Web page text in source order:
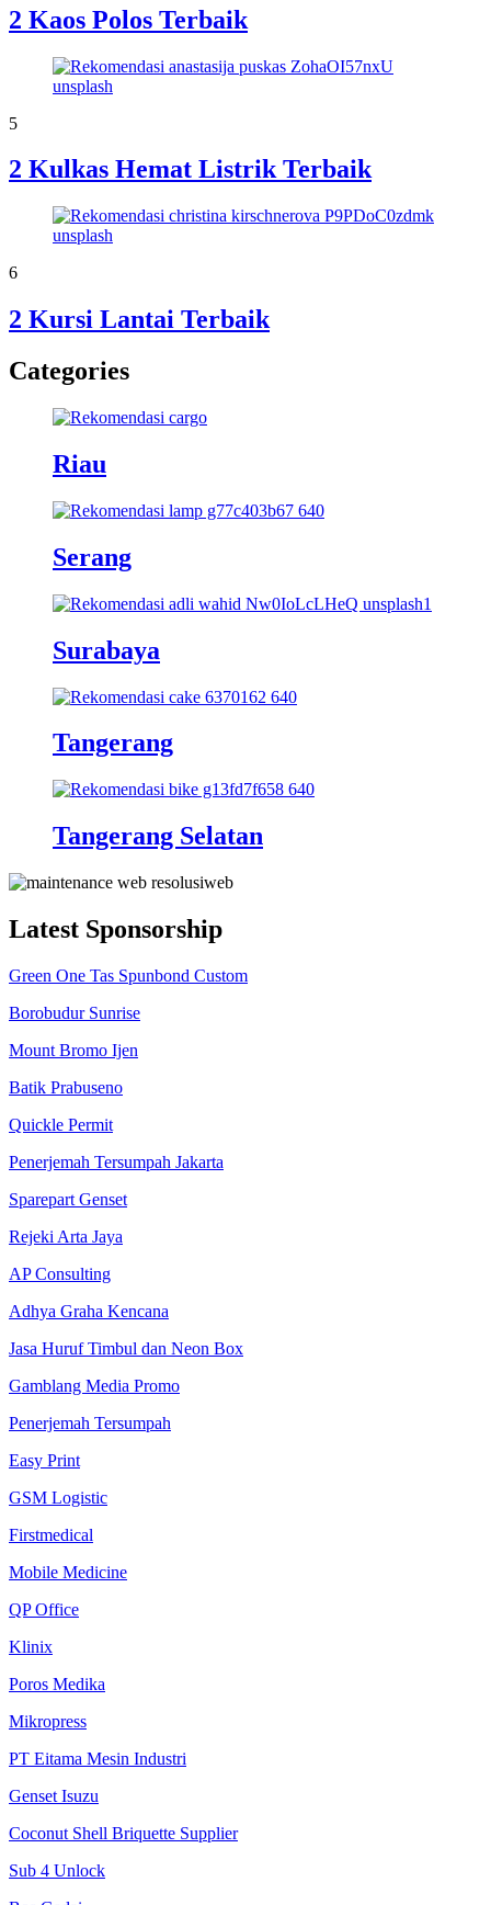
2 Kaos Polos Terbaik
5
2 Kulkas Hemat Listrik Terbaik
6
2 Kursi Lantai Terbaik
Categories
Riau
Serang
Surabaya
Tangerang
Tangerang Selatan
Latest Sponsorship
Green One Tas Spunbond Custom
Borobudur Sunrise
Mount Bromo Ijen
Batik Prabuseno
Quickle Permit
Penerjemah Tersumpah Jakarta
Sparepart Genset
Rejeki Arta Jaya
AP Consulting
Adhya Graha Kencana
Jasa Huruf Timbul dan Neon Box
Gamblang Media Promo
Penerjemah Tersumpah
Easy Print
GSM Logistic
Firstmedical
Mobile Medicine
QP Office
Klinix
Poros Medika
Mikropress
PT Eitama Mesin Industri
Genset Isuzu
Coconut Shell Briquette Supplier
Sub 4 Unlock